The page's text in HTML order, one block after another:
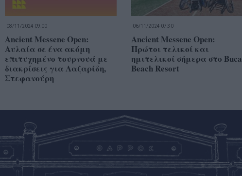
08/11/2024 09:00
Ancient Messene Open:
Αυλαία σε ένα ακόμη
επιτυχημένο τουρνουά με
διακρίσεις για Λαζαρίδη,
Στεφανούρη
06/11/2024 07:30
Ancient Messene Open:
Πρώτοι τελικοί και
ημιτελικοί σήμερα στο Buca
Beach Resort